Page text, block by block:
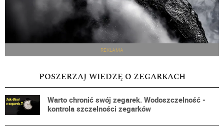
REKLAMA
POSZERZAJ WIEDZĘ O ZEGARKACH
Warto chronić swój zegarek. Wodoszczelność -
kontrola szczelności zegarków